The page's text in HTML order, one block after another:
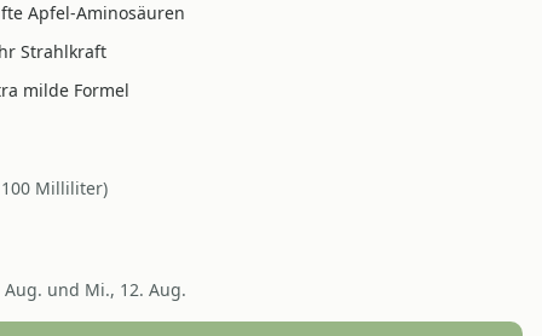
Apfel-Aminosäuren
Strahlkraft
milde Formel
100 Milliliter)
Aug. und Mi., 12. Aug.